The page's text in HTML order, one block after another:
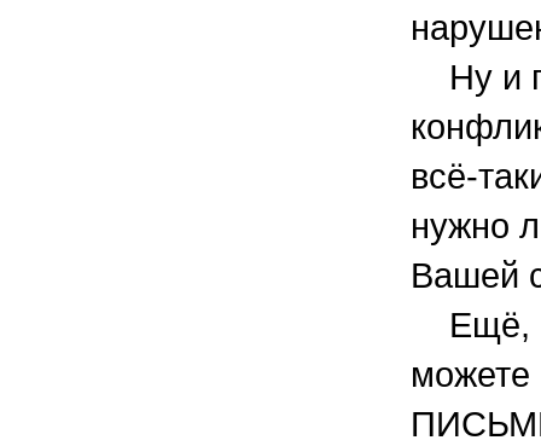
Ну и
всё-
нужно
Вашей
Ещё,
можете